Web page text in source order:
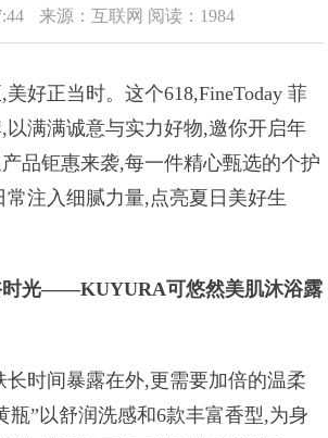
来源：互联网 阅读：1984
正当时。这个618,FineToday 菲
以满满诚意与实力好物,邀你开启年
品钜惠来袭,每一件精心甄选的个护
注入细腻力量,点亮夏日美好生
时光——KUYURA可悠然美肌沐浴露
时间暴露在外,更需要加倍的温柔
瓶”以舒润洗感和6款丰富香型,为身